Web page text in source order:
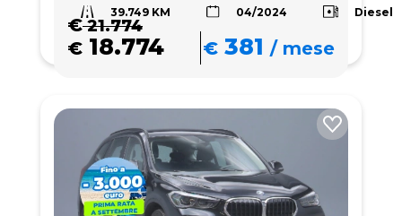
39.749 KM 04/2024 Diesel
€21.774
€ 18.774 € 381 /mese